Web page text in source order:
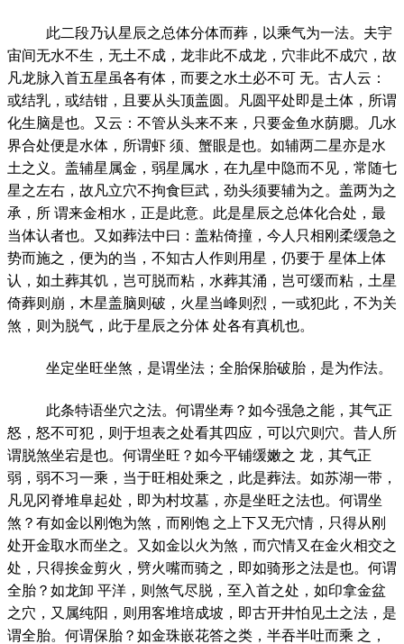
此二段乃认星辰之总体分体而葬，以乘气为一法。夫宇
宙间无水不生，无土不成，龙非此不成龙，穴非此不成穴，故
凡龙脉入首五星虽各有体，而要之水土必不可 无。古人云：
或结乳，或结钳，且要从头顶盖圆。凡圆平处即是土体，所谓
化生脑是也。又云：不管从头来不来，只要金鱼水荫腮。几水
界合处便是水体，所谓虾 须、蟹眼是也。如辅两二星亦是水
土之义。盖辅星属金，弱星属水，在九星中隐而不见，常随七
星之左右，故凡立穴不拘食巨武，劲头须要辅为之。盖两为之
承，所 谓来金相水，正是此意。此是星辰之总体化合处，最
当体认者也。又如葬法中曰：盖粘倚撞，今人只相刚柔缓急之
势而施之，便为的当，不知古人作则用星，仍要于 星体上体
认，如土葬其饥，岂可脱而粘，水葬其涌，岂可缓而粘，土星
倚葬则崩，木星盖脑则破，火星当峰则烈，一或犯此，不为关
煞，则为脱气，此于星辰之分体 处各有真机也。
坐定坐旺坐煞，是谓坐法；全胎保胎破胎，是为作法。
此条特语坐穴之法。何谓坐寿？如今强急之能，其气正
怒，怒不可犯，则于坦表之处看其四应，可以穴则穴。昔人所
谓脱煞坐宕是也。何谓坐旺？如今平铺缓嫩之 龙，其气正
弱，弱不习一乘，当于旺相处乘之，此是葬法。如苏湖一带，
凡见冈脊堆阜起处，即为村坟墓，亦是坐旺之法也。何谓坐
煞？有如金以刚饱为煞，而刚饱 之上下又无穴情，只得从刚
处开金取水而坐之。又如金以火为煞，而穴情又在金火相交之
处，只得挨金剪火，劈火嘴而骑之，即如骑形之法是也。何谓
全胎？如龙卸 平洋，则煞气尽脱，至入首之处，如印拿金盆
之穴，又属纯阳，则用客堆培成坡，即古开井怕见土之法，是
谓全胎。何谓保胎？如金珠嵌花答之类，半吞半吐而乘 之，